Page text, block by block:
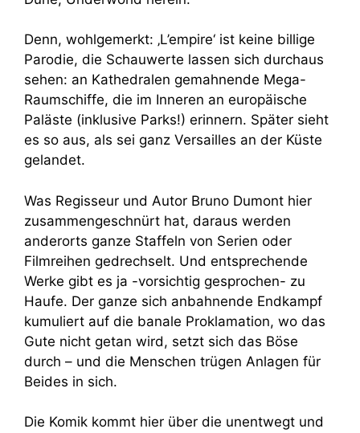
Denn, wohlgemerkt: ‚L’empire‘ ist keine billige
Parodie, die Schauwerte lassen sich durchaus
sehen: an Kathedralen gemahnende Mega-
Raumschiffe, die im Inneren an europäische
Paläste (inklusive Parks!) erinnern. Später sieht
es so aus, als sei ganz Versailles an der Küste
gelandet.
Was Regisseur und Autor Bruno Dumont hier
zusammengeschnürt hat, daraus werden
anderorts ganze Staffeln von Serien oder
Filmreihen gedrechselt. Und entsprechende
Werke gibt es ja -vorsichtig gesprochen- zu
Haufe. Der ganze sich anbahnende Endkampf
kumuliert auf die banale Proklamation, wo das
Gute nicht getan wird, setzt sich das Böse
durch – und die Menschen trügen Anlagen für
Beides in sich.
Die Komik kommt hier über die unentwegt und